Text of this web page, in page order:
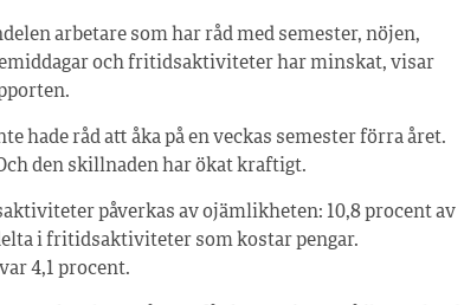
arbetare som har råd med semester, nöjen,
och fritidsaktiviteter har minskat, visar
hade råd att åka på en veckas semester förra året.
den skillnaden har ökat kraftigt.
påverkas av ojämlikheten: 10,8 procent av
i fritidsaktiviteter som kostar pengar.
4,1 procent.